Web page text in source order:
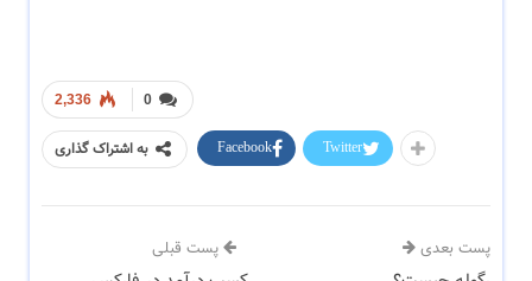
0
2,336
به اشتراک گذاری Facebook Twitter
پست قبلی پست بعدی